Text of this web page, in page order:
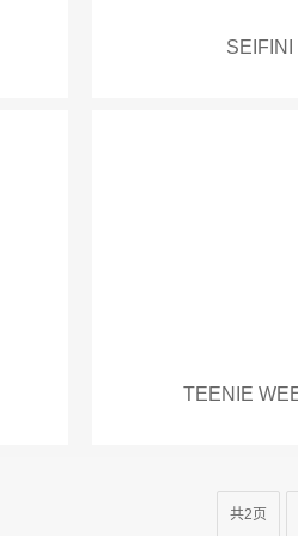
SEIFINI
TEENIE
共2页